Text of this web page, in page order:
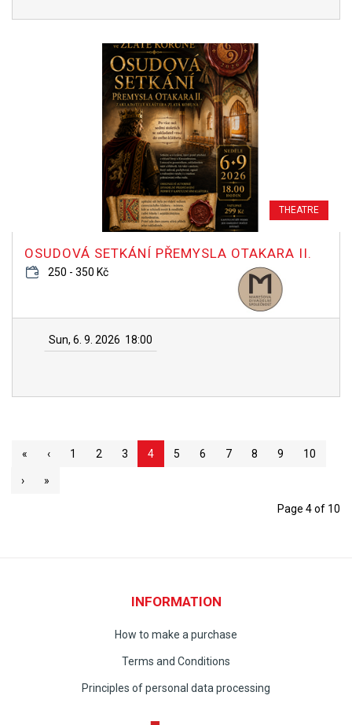
THEATRE
OSUDOVÁ SETKÁNÍ PŘEMYSLA OTAKARA II.
250 - 350 Kč
Sun, 6. 9. 2026 18:00
« ‹ 1 2 3 4 5 6 7 8 9 10
› »
Page 4 of 10
INFORMATION
How to make a purchase
Terms and Conditions
Principles of personal data processing